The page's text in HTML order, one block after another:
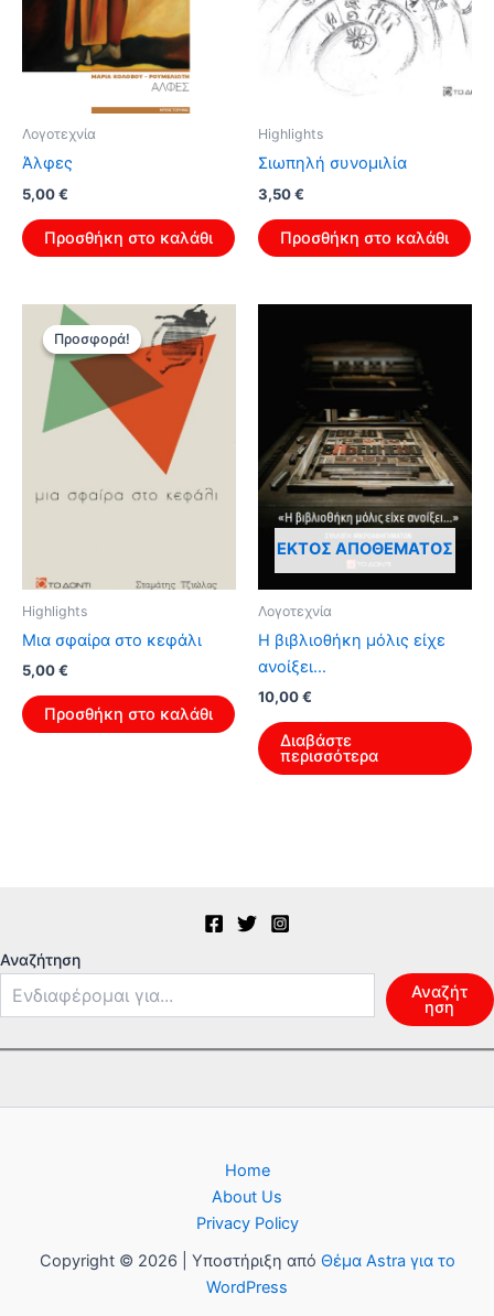
Λογοτεχνία
Άλφες
Original
was:
8,00 €.
5,00€
τιμή
είναι:
Προσθήκη στο καλάθι
Highlights
Σιωπηλή συνομιλία
Original
was:
5,60 €.
3,50€
τιμή
είναι:
Προσθήκη στο καλάθι
Προσφορά!
Προσφορά!
Highlights
Μια σφαίρα στο κεφάλι
Original
was:
8,00 €.
5,00€
τιμή
είναι:
Προσθήκη στο καλάθι
ΕΚΤΌΣ ΑΠΟΘΈΜΑΤΟΣ
Λογοτεχνία
Η βιβλιοθήκη μόλις είχε
ανοίξει…
10,00€
Διαβάστε
περισσότερα
Αναζήτηση
Αναζήτ
ηση
Home
About Us
Privacy Policy
Copyright © 2026 | Υποστήριξη από Θέμα Astra για το
WordPress